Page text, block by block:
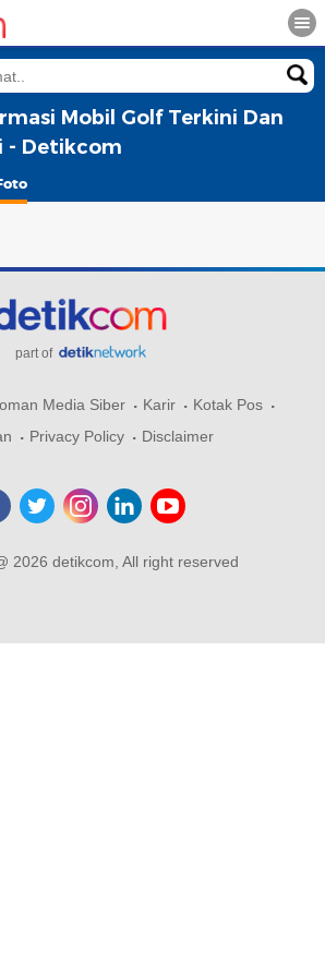
Mobil Golf Terkini Dan
- Detikcom
part of
Media Siber Karir
Kotak Pos
Privacy Policy Disclaimer
2026 detikcom, All right reserved